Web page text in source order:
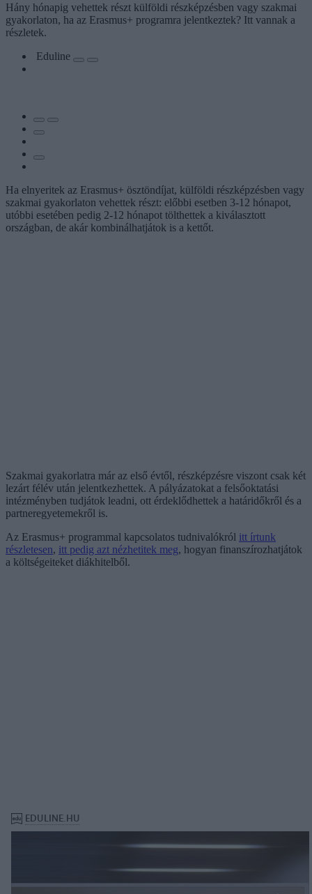
Hány hónapig vehettek részt külföldi részképzésben vagy szakmai
gyakorlaton, ha az Erasmus+ programra jelentkeztek? Itt vannak a
részletek.
Eduline
Ha elnyeritek az Erasmus+ ösztöndíjat, külföldi részképzésben vagy
szakmai gyakorlaton vehettek részt: előbbi esetben 3-12 hónapot,
utóbbi esetében pedig 2-12 hónapot tölthettek a kiválasztott
országban, de akár kombinálhatjátok is a kettőt.
Szakmai gyakorlatra már az első évtől, részképzésre viszont csak két
lezárt félév után jelentkezhettek. A pályázatokat a felsőoktatási
intézményben tudjátok leadni, ott érdeklődhettek a határidőkről és a
partneregyetemekről is.
Az Erasmus+ programmal kapcsolatos tudnivalókról itt írtunk
részletesen, itt pedig azt nézhetitek meg, hogyan finanszírozhatjátok
a költségeiteket diákhitelből.